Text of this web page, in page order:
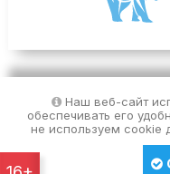
Наш веб-сайт
обеспечивать его
не используем cookie